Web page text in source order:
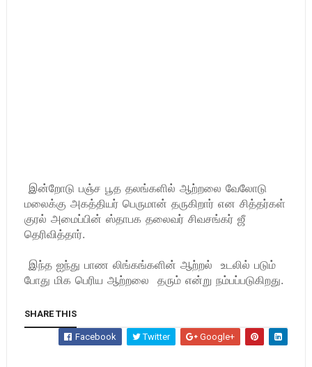
இன்றோடு பஞ்ச பூத தலங்களில் ஆற்றலை வேலோடு
மலைக்கு அகத்தியர் பெருமான் தருகிறார் என சித்தர்கள்
குரல் அமைப்பின் ஸ்தாபக தலைவர் சிவசங்கர் ஜீ
தெரிவித்தார்.
இந்த ஐந்து பாண லிங்கங்களின் ஆற்றல் உடலில் படும்
போது மிக பெரிய ஆற்றலை தரும் என்று நம்பப்படுகிறது.
SHARE THIS
Facebook Twitter Google+